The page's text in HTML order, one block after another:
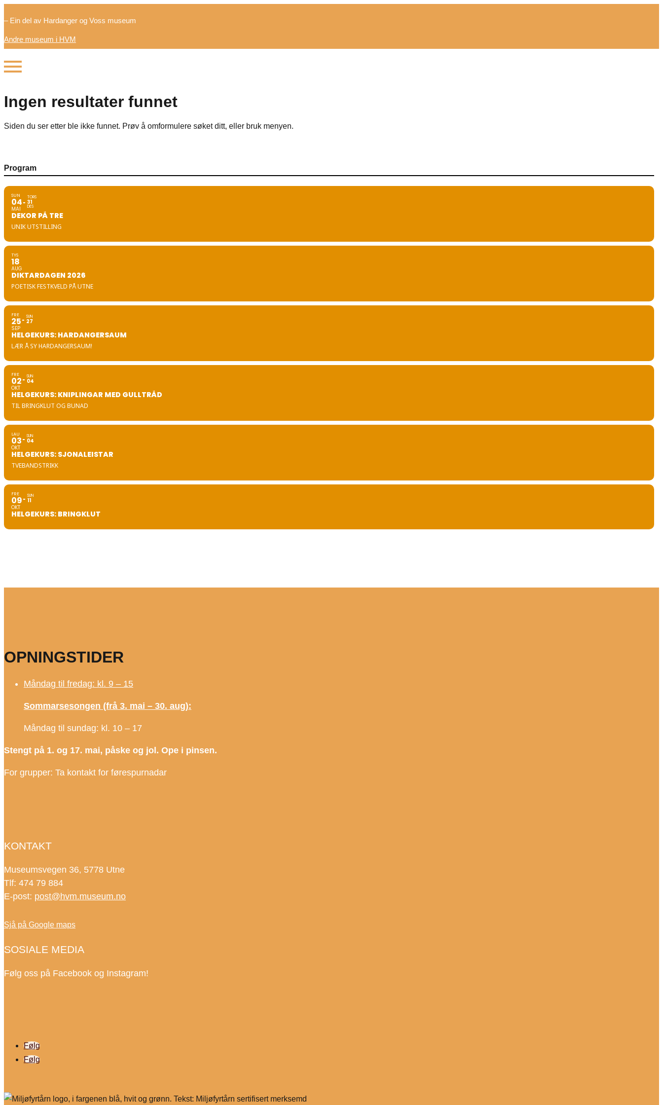
– Ein del av Hardanger og Voss museum
Andre museum i HVM
Ingen resultater funnet
Siden du ser etter ble ikke funnet. Prøv å omformulere søket ditt, eller bruk menyen.
Program
SUN
04
MAI
TORS
31
DES
DEKOR PÅ TRE
UNIK UTSTILLING
TYS
18
AUG
DIKTARDAGEN 2026
POETISK FESTKVELD PÅ UTNE
FRE
25
SEP
SUN
27
HELGEKURS: HARDANGERSAUM
LÆR Å SY HARDANGERSAUM!
FRE
02
OKT
SUN
04
HELGEKURS: KNIPLINGAR MED GULLTRÅD
TIL BRINGKLUT OG BUNAD
LAU
03
OKT
SUN
04
HELGEKURS: SJONALEISTAR
TVEBANDSTRIKK
FRE
09
OKT
SUN
11
HELGEKURS: BRINGKLUT
OPNINGSTIDER
Måndag til fredag: kl. 9 – 15
Sommarsesongen (frå 3. mai – 30. aug):
Måndag til sundag: kl. 10 – 17
Stengt på 1. og 17. mai, påske og jol. Ope i pinsen.
For grupper: Ta kontakt for førespurnadar
KONTAKT
Museumsvegen 36, 5778 Utne
Tlf: 474 79 884
E-post: post@hvm.museum.no
Sjå på Google maps
SOSIALE MEDIA
Følg oss på Facebook og Instagram!
Følg
Følg